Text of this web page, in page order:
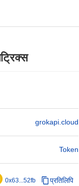
grokapi.cloud
Token
0x63...52fb प्रतिलिपि